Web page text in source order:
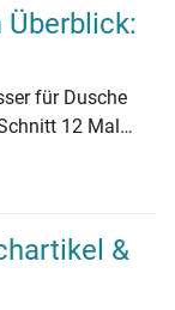
für Dusche
12 Mal
Dossier
Systeme
zum
&